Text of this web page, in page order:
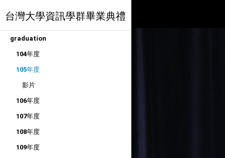
台灣大學資訊學群畢業典禮
graduation
104年度
105年度
影片
106年度
107年度
108年度
109年度